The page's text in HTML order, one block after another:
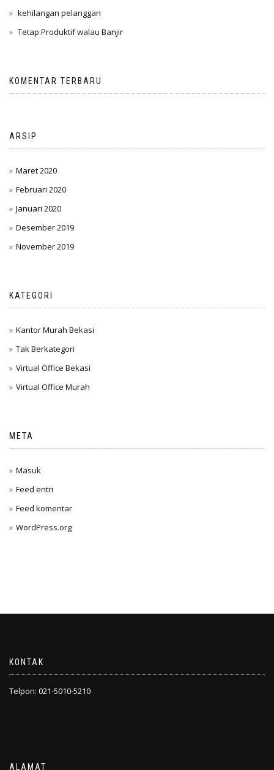
kehilangan pelanggan
Tetap Produktif walau Banjir
KOMENTAR TERBARU
ARSIP
Maret 2020
Februari 2020
Januari 2020
Desember 2019
November 2019
KATEGORI
Kantor Murah Bekasi
Tak Berkategori
Virtual Office Bekasi
Virtual Office Murah
META
Masuk
Feed entri
Feed komentar
WordPress.org
KONTAK
Telpon: 021-5010-5210
ALAMAT